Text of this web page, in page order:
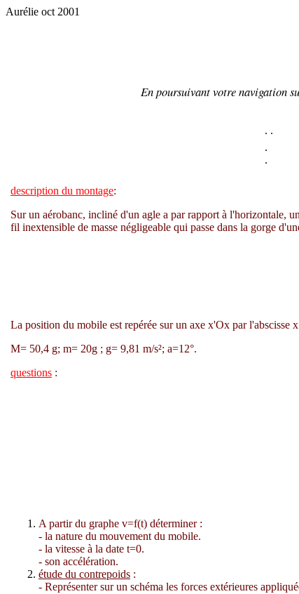
Aurélie oct 2001
En poursuivant votre navigation
. .
.
.
description du montage:
Sur un aérobanc, incliné d'un agle a par rapport à l'horizontale,
fil inextensible de masse négligeable qui passe dans la gorge
La position du mobile est repérée sur un axe x'Ox par l'abscisse
M= 50,4 g; m= 20g ; g= 9,81 m/s²; a=12°.
questions :
A partir du graphe v=f(t) déterminer :
- la nature du mouvement du mobile.
- la vitesse à la date t=0.
- son accélération.
étude du contrepoids :
- Représenter sur un schéma les forces extérieures